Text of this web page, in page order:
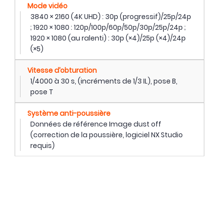
Mode vidéo
3840 × 2160 (4K UHD) : 30p (progressif)/25p/24p
; 1920 × 1080 : 120p/100p/60p/50p/30p/25p/24p ;
1920 × 1080 (au ralenti) : 30p (×4)/25p (×4)/24p
(×5)
Vitesse d’obturation
1/4000 à 30 s, (incréments de 1/3 IL), pose B,
pose T
Système anti-poussière
Données de référence Image dust off
(correction de la poussière, logiciel NX Studio
requis)